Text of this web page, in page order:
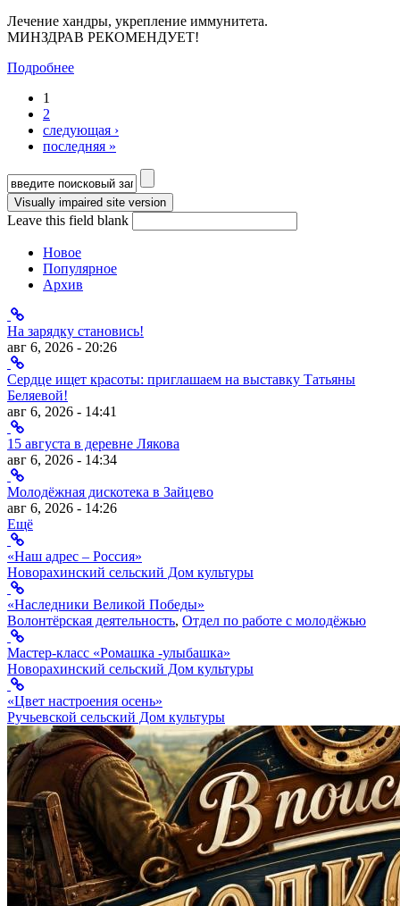
Лечение хандры, укрепление иммунитета.
МИНЗДРАВ РЕКОМЕНДУЕТ!
Подробнее
Страницы
1
2
следующая ›
последняя »
Форма поиска
Leave this field blank
Новое
Популярное
Архив
На зарядку становись!
авг 6, 2026 - 20:26
Сердце ищет красоты: приглашаем на выставку Татьяны
Беляевой!
авг 6, 2026 - 14:41
15 августа в деревне Лякова
авг 6, 2026 - 14:34
Молодёжная дискотека в Зайцево
авг 6, 2026 - 14:26
Ещё
«Наш адрес – Россия»
Новорахинский сельский Дом культуры
«Наследники Великой Победы»
Волонтёрская деятельность, Отдел по работе с молодёжью
Мастер-класс «Ромашка -улыбашка»
Новорахинский сельский Дом культуры
«Цвет настроения осень»
Ручьевской сельский Дом культуры